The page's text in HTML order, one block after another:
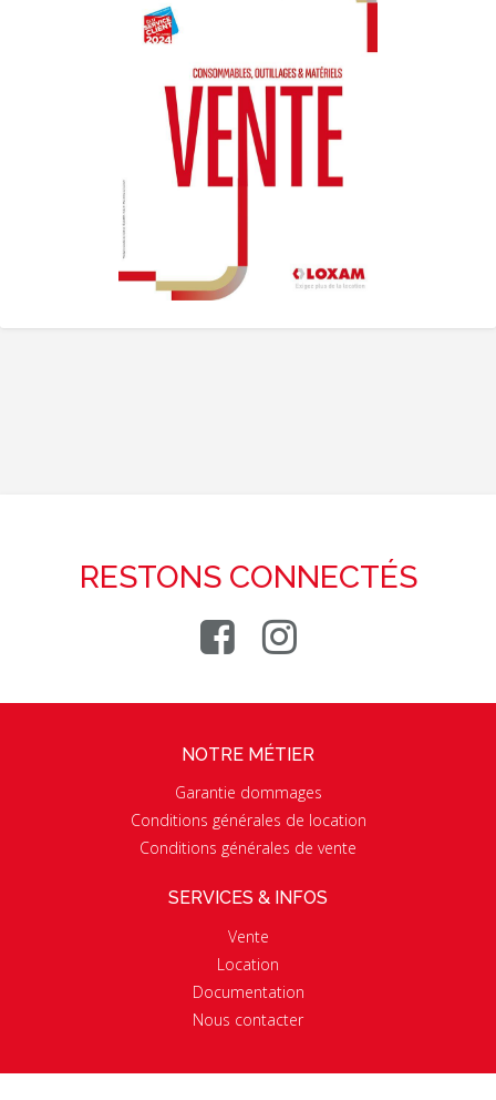
RESTONS CONNECTÉS
NOTRE MÉTIER
Garantie dommages
Conditions générales de location
Conditions générales de vente
SERVICES & INFOS
Vente
Location
Documentation
Nous contacter